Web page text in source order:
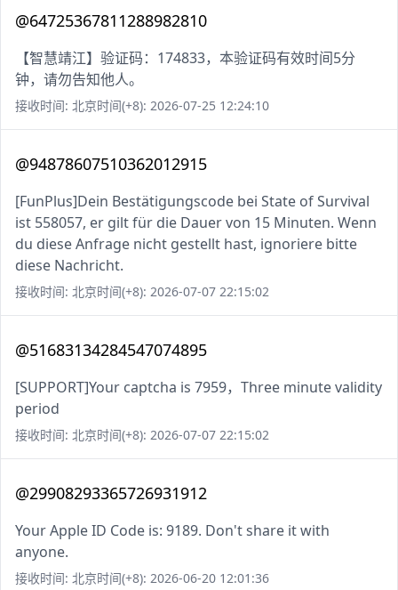
@64725367811288982810
【智慧靖江】验证码：174833，本验证码有效时间5分
钟，请勿告知他人。
接收时间: 北京时间(+8): 2026-07-25 12:24:10
@94878607510362012915
[FunPlus]Dein Bestätigungscode bei State of Survival
ist 558057, er gilt für die Dauer von 15 Minuten. Wenn
du diese Anfrage nicht gestellt hast, ignoriere bitte
diese Nachricht.
接收时间: 北京时间(+8): 2026-07-07 22:15:02
@51683134284547074895
[SUPPORT]Your captcha is 7959，Three minute validity
period
接收时间: 北京时间(+8): 2026-07-07 22:15:02
@29908293365726931912
Your Apple ID Code is: 9189. Don't share it with
anyone.
接收时间: 北京时间(+8): 2026-06-20 12:01:36